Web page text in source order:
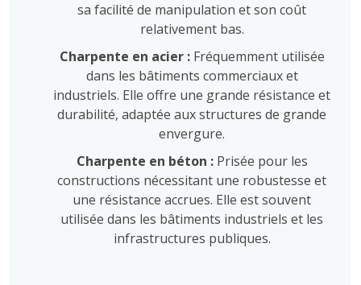
sa facilité de manipulation et son coût
relativement bas.
Charpente en acier :Fréquemment utilisée
dans les bâtiments commerciaux et
industriels. Elle offre une grande résistance et
durabilité, adaptée aux structures de grande
envergure.
Charpente en béton :Prisée pour les
constructions nécessitant une robustesse et
une résistance accrues. Elle est souvent
utilisée dans les bâtiments industriels et les
infrastructures publiques.